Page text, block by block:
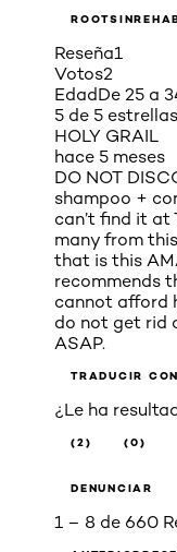
Reseña1
Votos2
EdadDe 25 a
5 de 5
HOLY GRAIL
hace 5 meses
DO NOT
shampoo +
can’t find it at
many from
that is this
recommends
cannot afford
do not get rid
ASAP.
TRADUCIR
¿Le ha
(2) (0)
DENUNCIAR
1 – 8 de 660